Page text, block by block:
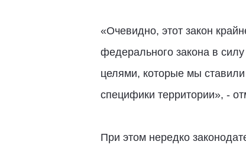
«Очевидно, этот закон
федерального закона в
целями, которые мы
специфики территории», -
При этом нередко